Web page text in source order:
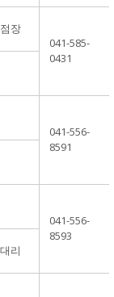
장
041-585-
0431
041-556-
8591
041-556-
8593
리